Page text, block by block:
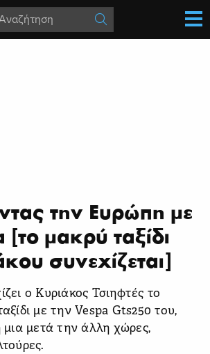
την Ευρώπη με
[το μακρύ ταξίδι
συνεχίζεται]
ο Κυριάκος Τσιηφτές το
με την Vespa Gts250 του,
μια μετά την άλλη χώρες,